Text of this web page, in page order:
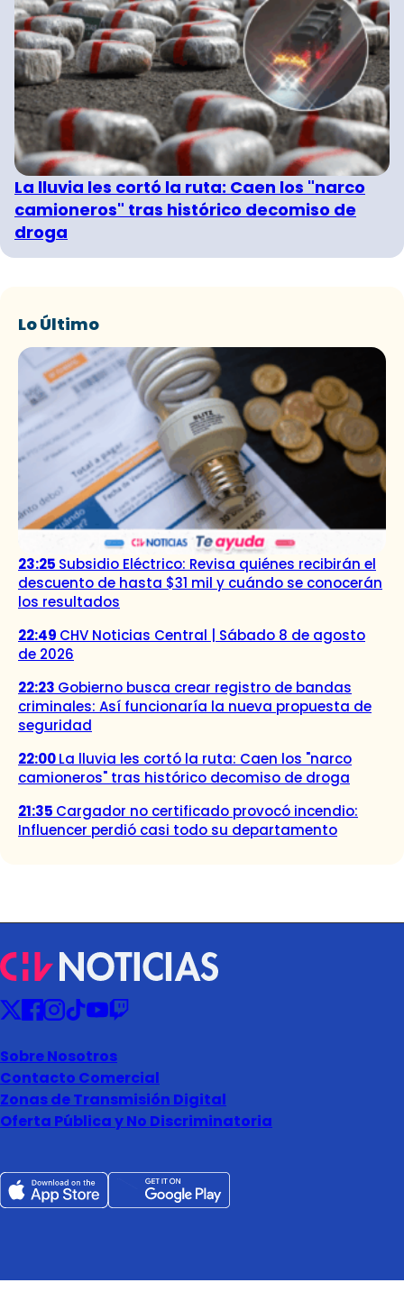
La lluvia les cortó la ruta: Caen los "narco
camioneros" tras histórico decomiso de
droga
Lo Último
23:25 Subsidio Eléctrico: Revisa quiénes recibirán el
descuento de hasta $31 mil y cuándo se conocerán
los resultados
22:49 CHV Noticias Central | Sábado 8 de agosto
de 2026
22:23 Gobierno busca crear registro de bandas
criminales: Así funcionaría la nueva propuesta de
seguridad
22:00La lluvia les cortó la ruta: Caen los "narco
camioneros" tras histórico decomiso de droga
21:35 Cargador no certificado provocó incendio:
Influencer perdió casi todo su departamento
Sobre Nosotros
Contacto Comercial
Zonas de Transmisión Digital
Oferta Pública y No Discriminatoria